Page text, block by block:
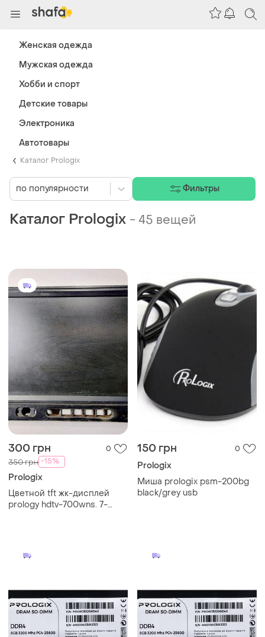
Каталог Prologix
Каталог Prologix -45 вещей
300 грн 0
350 грн -15%
Prologix
Цветной tft жк-дисплей
prology hdtv-700wns. 7-
150 грн 0
Prologix
Миша prologix psm-200bg
black/grey usb
по популярности Фильтры
Женская одежда
Мужская одежда
Хобби и спорт
Детские товары
Электроника
Автотовары